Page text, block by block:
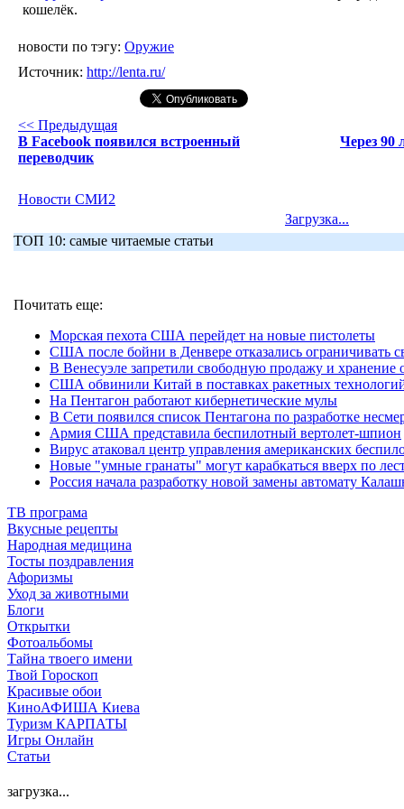
кошелёк.
новости по тэгу: Оружие
Источник: http://lenta.ru/
<< Предыдущая
В Facebook появился встроенный
переводчик
Через 90
Новости СМИ2
Загрузка...
ТОП 10: самые читаемые статьи
Почитать еще:
Морская пехота США перейдет на новые пистолеты
США после бойни в Денвере отказались ограничивать
В Венесуэле запретили свободную продажу и хранение
США обвинили Китай в поставках ракетных
На Пентагон работают кибернетические мулы
В Сети появился список Пентагона по разработке
Армия США представила беспилотный вертолет-шпион
Вирус атаковал центр управления американских
Новые "умные гранаты" могут карабкаться вверх по
Россия начала разработку новой замены автомату
ТВ програма
Вкусные рецепты
Народная медицина
Тосты поздравления
Афоризмы
Уход за животными
Блоги
Открытки
Фотоальбомы
Тайна твоего имени
Твой Гороскоп
Красивые обои
КиноАФИША Киева
Туризм КАРПАТЫ
Игры Онлайн
Статьи
загрузка...